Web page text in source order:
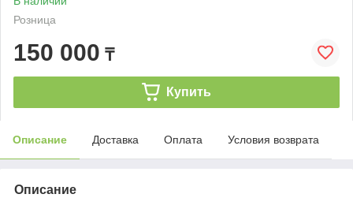
Розница
150 000 ₸
Купить
Описание Доставка Оплата Условия возврата
Описание